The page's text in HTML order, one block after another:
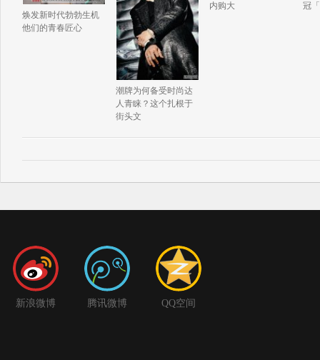
焕发新时代勃勃生机
他们的青春匠心
潮牌为何备受时尚达
人青睐？这个扎根于
街头文
内购大
冠
新浪微博 腾讯微博 QQ空间